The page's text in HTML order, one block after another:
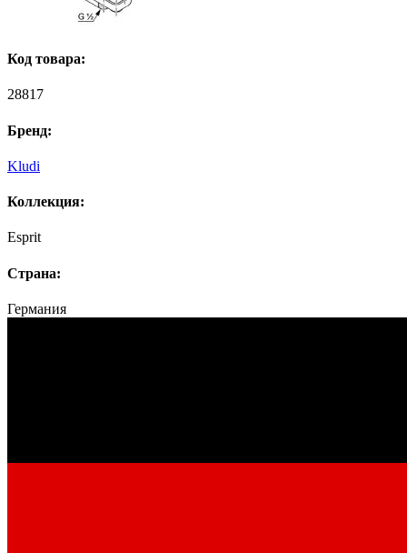
Код товара:
28817
Бренд:
Kludi
Коллекция:
Esprit
Страна:
Германия